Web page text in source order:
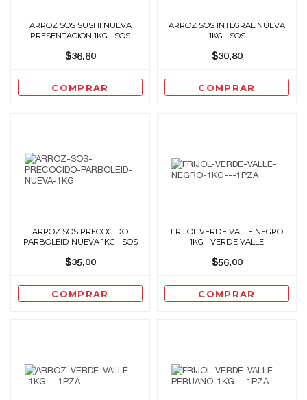
ARROZ SOS SUSHI NUEVA
PRESENTACION 1KG - SOS
$36.60
COMPRAR
ARROZ SOS INTEGRAL NUEVA
1KG - SOS
$30.80
COMPRAR
ARROZ SOS PRECOCIDO
PARBOLEID NUEVA 1KG - SOS
$35.00
COMPRAR
FRIJOL VERDE VALLE NEGRO
1KG - VERDE VALLE
$56.00
COMPRAR